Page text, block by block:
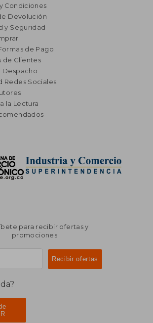
Condiciones
Devolución
y Seguridad
de Pago
de Clientes
Despacho
Redes Sociales
la Lectura
para recibir ofertas y
promociones